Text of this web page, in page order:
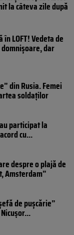
la câteva zile după
LOFT! Vedeta de
dar
din Rusia. Femei
soldaților
participat la
cu...
despre o plajă de
Amsterdam”
de pușcărie”